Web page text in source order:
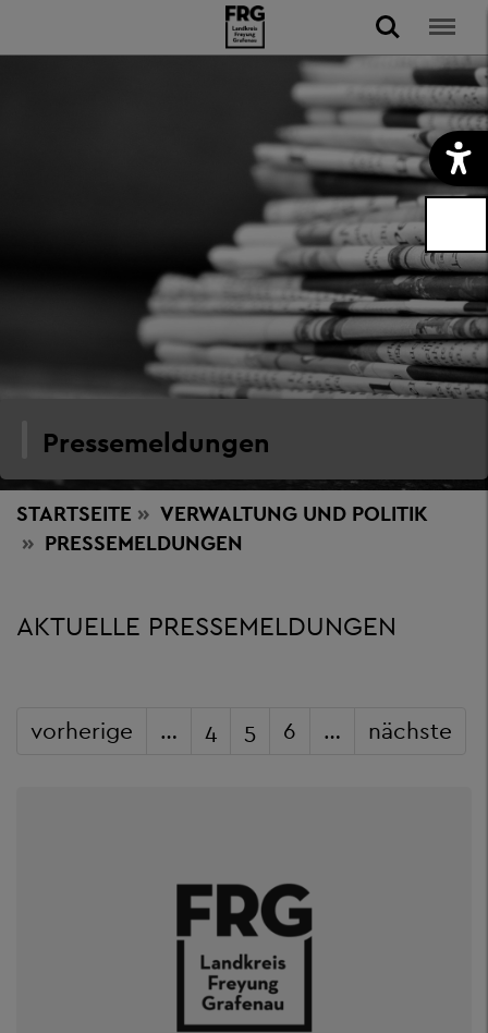
Pressemeldungen
STARTSEITE VERWALTUNG UND POLITIK
PRESSEMELDUNGEN
AKTUELLE PRESSEMELDUNGEN
vorherige … 4 5 6 … nächste